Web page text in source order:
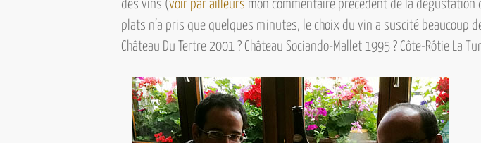
des vins (voir par ailleurs mon commentaire précédent de la dégustation
plats n’a pris que quelques minutes, le choix du vin a suscité beaucoup
Château Du Tertre 2001 ? Château Sociando-Mallet 1995 ? Côte-Rôtie La